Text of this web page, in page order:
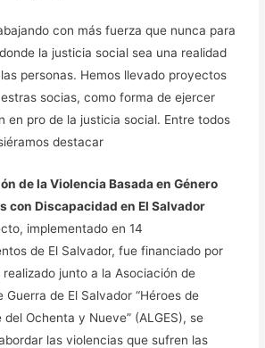
con más fuerza que nunca para
la justicia social sea una realidad
personas. Hemos llevado proyectos
socias, como forma de ejercer
en pro de la justicia social. Entre todos
destacar
de la Violencia Basada en Género
con Discapacidad en El Salvador
implementado en 14
de El Salvador, fue financiado por
realizado junto a la Asociación de
Guerra de El Salvador “Héroes de
del Ochenta y Nueve” (ALGES), se
las violencias que sufren las